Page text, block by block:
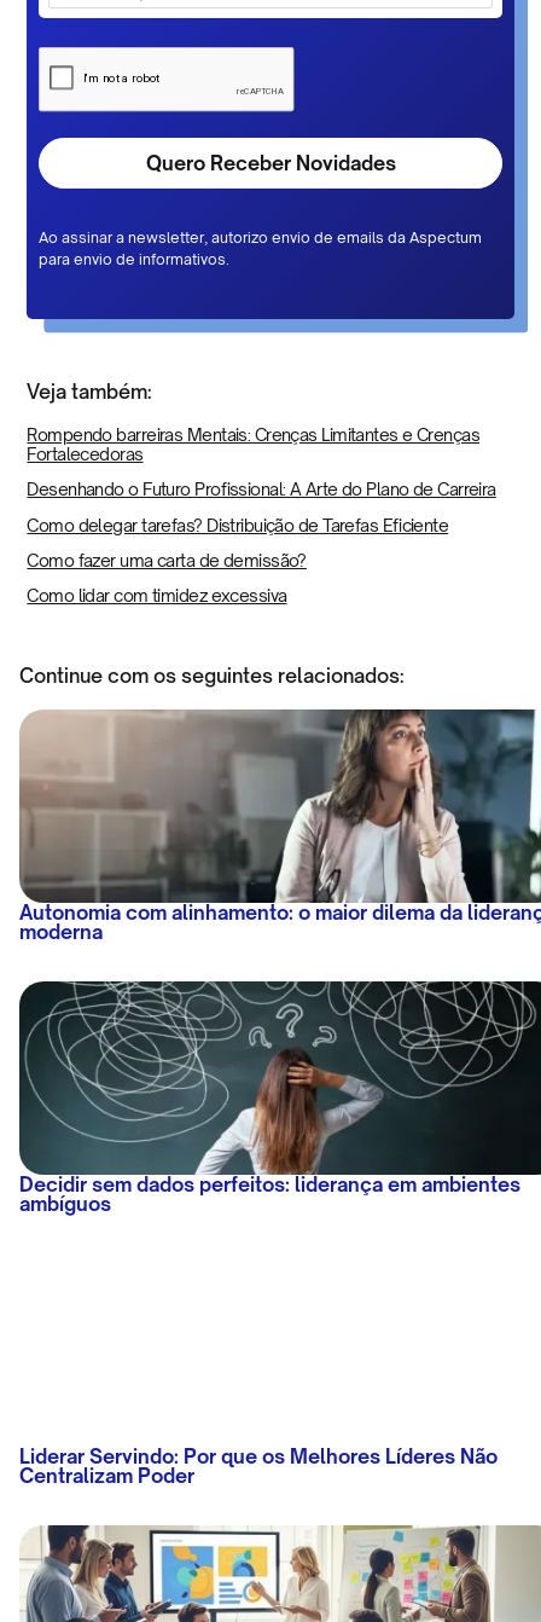
Ao assinar a newsletter, autorizo envio de emails da Aspectum
para envio de informativos.
Veja também:
Rompendo barreiras Mentais: Crenças Limitantes e Crenças
Fortalecedoras
Desenhando o Futuro Profissional: A Arte do Plano de Carreira
Como delegar tarefas? Distribuição de Tarefas Eficiente
Como fazer uma carta de demissão?
Como lidar com timidez excessiva
Continue com os seguintes relacionados:
Autonomia com alinhamento: o maior dilema da
moderna
Decidir sem dados perfeitos: liderança em ambientes
ambíguos
Liderar Servindo: Por que os Melhores Líderes Não
Centralizam Poder